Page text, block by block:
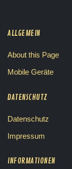
ALLGEMEIN
About this Page
Mobile Geräte
DATENSCHUTZ
Datenschutz
Impressum
INFORMATIONEN